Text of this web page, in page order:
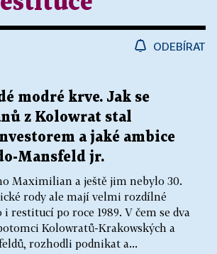
ODEBÍRAT
modré krve. Jak se
z Kolowrat stal
a jaké ambice
Mansfeld jr.
Maximilian a ještě jim nebylo 30.
rody ale mají velmi rozdílné
i restitucí po roce 1989. V čem se dva
Kolowratů-Krakowských a
rozhodli podnikat a...